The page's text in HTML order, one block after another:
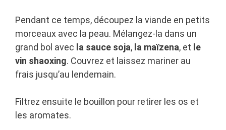
Pendant ce temps, découpez la viande en petits
morceaux avec la peau. Mélangez-la dans un
grand bol avec la sauce soja, la maïzena, et le
vin shaoxing. Couvrez et laissez mariner au
frais jusqu’au lendemain.
Filtrez ensuite le bouillon pour retirer les os et
les aromates.